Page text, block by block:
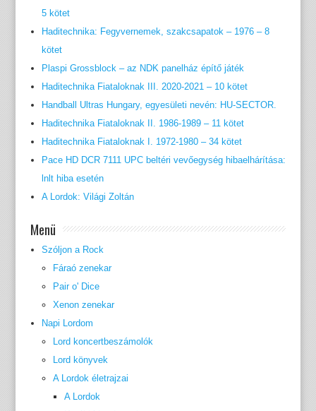
5 kötet
Haditechnika: Fegyvernemek, szakcsapatok – 1976 – 8
kötet
Plaspi Grossblock – az NDK panelház építő játék
Haditechnika Fiataloknak III. 2020-2021 – 10 kötet
Handball Ultras Hungary, egyesületi nevén: HU-SECTOR.
Haditechnika Fiataloknak II. 1986-1989 – 11 kötet
Haditechnika Fiataloknak I. 1972-1980 – 34 kötet
Pace HD DCR 7111 UPC beltéri vevőegység hibaelhárítása:
lnlt hiba esetén
A Lordok: Világi Zoltán
Menü
Szóljon a Rock
Fáraó zenekar
Pair o' Dice
Xenon zenekar
Napi Lordom
Lord koncertbeszámolók
Lord könyvek
A Lordok életrajzai
A Lordok